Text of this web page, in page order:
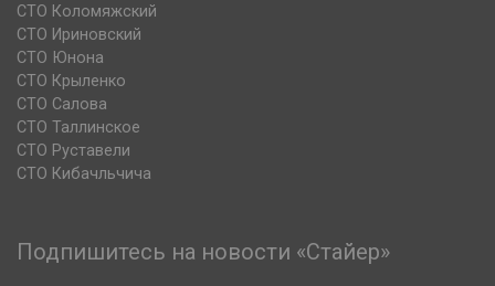
СТО Коломяжский
СТО Ириновский
СТО Юнона
СТО Крыленко
СТО Салова
СТО Таллинское
СТО Руставели
СТО Кибачльчича
Подпишитесь на новости «Стайер»